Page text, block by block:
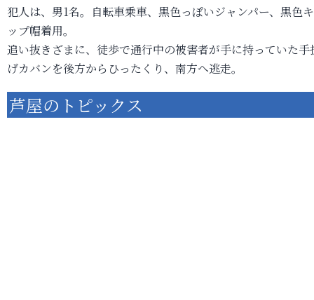
犯人は、男1名。自転車乗車、黒色っぽいジャンパー、黒色
ップ帽着用。
追い抜きざまに、徒歩で通行中の被害者が手に持っていた手
げカバンを後方からひったくり、南方へ逃走。
芦屋のトピックス